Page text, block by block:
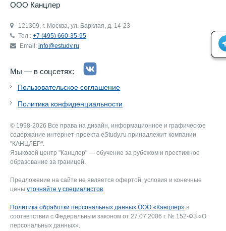
ООО Канцлер
121309, г. Москва, ул. Барклая, д. 14-23
Тел.: +7 (495) 660-35-95
Email: info@estudy.ru
Мы — в соцсетях:
Пользовательское соглашение
Политика конфиденциальности
© 1998-2026 Все права на дизайн, информационное и графическое
содержание интернет-проекта eStudy.ru принадлежит компании
"КАНЦЛЕР".
Языковой центр "Канцлер" — обучение за рубежом и престижное
образование за границей.
Предложение на сайте не является офертой, условия и конечные
цены уточняйте у специалистов.
Политика обработки персональных данных ООО «Канцлер» в
соответствии с Федеральным законом от 27.07.2006 г. № 152-ФЗ «О
персональных данных».